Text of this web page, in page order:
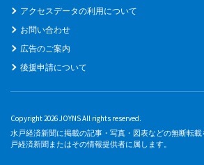
アクセスデータの利用について
お問い合わせ
広告のご案内
後援申請について
Copyright 2026 JOYNS All rights reserved.
水戸経済新聞に掲載の記事・写真・図表などの無断転
戸経済新聞またはその情報提供者に属します。